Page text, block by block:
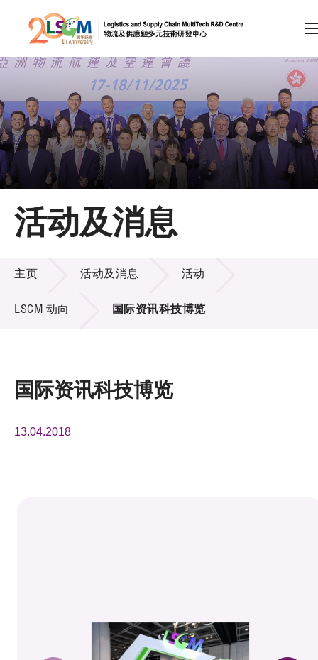
跳到内容（按回车键）
会员登录
A A EN 繁 简
主页
关于LSCM
技术商品化
项目及资助计划
活动及消息
活动及消息
活动及消息
主页 活动及消息 活动
LSCM 动向 国际资讯科技博览
国际资讯科技博览
13.04.2018